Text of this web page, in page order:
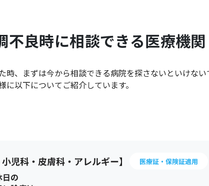
不良時に相談できる医療機関
時、まずは今から相談できる病院を探さないといけな
に以下についてご紹介しています。